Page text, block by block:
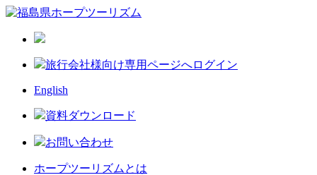
旅行会社様向け専用ページへログイン
English
資料ダウンロード
お問い合わせ
ホープツーリズムとは